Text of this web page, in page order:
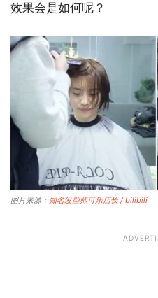
效果会是如何呢？
图片来源： 知名发型师可乐店长 / bilibili